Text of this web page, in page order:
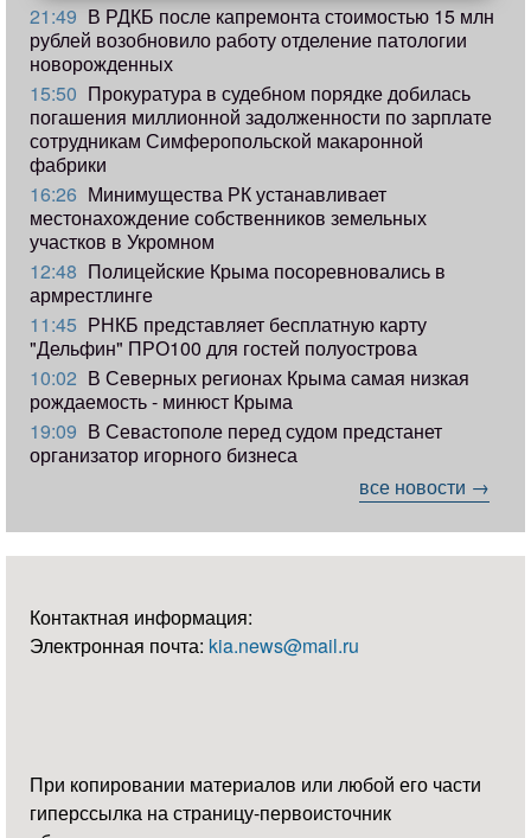
21:49 В РДКБ после капремонта стоимостью 15 млн
рублей возобновило работу отделение патологии
новорожденных
15:50 Прокуратура в судебном порядке добилась
погашения миллионной задолженности по зарплате
сотрудникам Симферопольской макаронной
фабрики
16:26 Минимущества РК устанавливает
местонахождение собственников земельных
участков в Укромном
12:48 Полицейские Крыма посоревновались в
армрестлинге
11:45 РНКБ представляет бесплатную карту
"Дельфин" ПРО100 для гостей полуострова
10:02 В Северных регионах Крыма самая низкая
рождаемость - минюст Крыма
19:09 В Севастополе перед судом предстанет
организатор игорного бизнеса
все новости →
Контактная информация:
Электронная почта: kia.news@mail.ru
При копировании материалов или любой его части
гиперссылка на страницу-первоисточник